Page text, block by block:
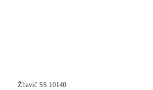
Žhavič SS 10140